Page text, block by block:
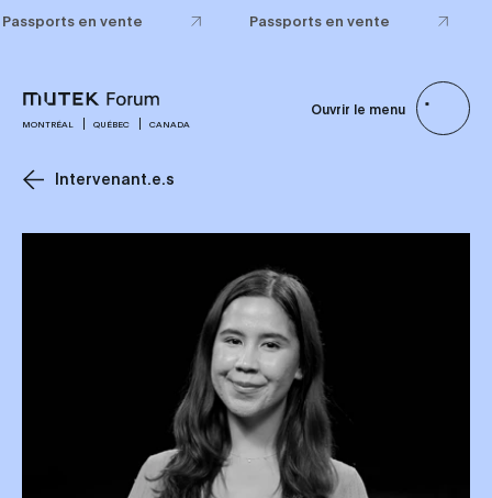
Passports en vente Passports en vente
MONTRÉAL QUÉBEC CANADA
Ouvrir le menu
Intervenant.e.s